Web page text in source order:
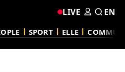
SPORT ELLE
LIVE EN